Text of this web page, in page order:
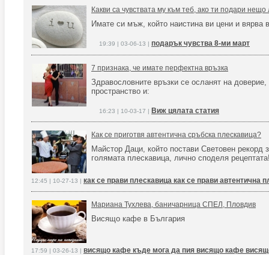
Какви са чувствата му към теб, ако ти подари
Имате си мъж, който наистина ви цени и вярва
19:39 | 03-06-13 | подарък чувства 8-ми март
7 признака, че имате перфектна връзка
Здравословните връзки се осланят на доверие,
пространство и:
16:23 | 10-03-17 | Виж цялата статия
Как се приготвя автентична сръбска плескавица?
Майстор Даци, който постави Световен рекорд
голямата плескавица, лично споделя
12:45 | 10-27-13 | как се прави плескавица как се прави автентична
Мариана Тухлева, баничарница СПЕЛ, Пловдив
Висящо кафе в България
17:59 | 03-26-13 | висящо кафе къде мога да пия висящо кафе